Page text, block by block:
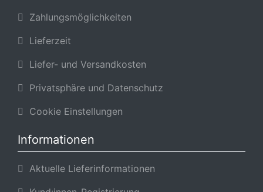
Zahlungsmöglichkeiten
Lieferzeit
Liefer- und Versandkosten
Privatsphäre und Datenschutz
Cookie Einstellungen
Informationen
Aktuelle Lieferinformationen